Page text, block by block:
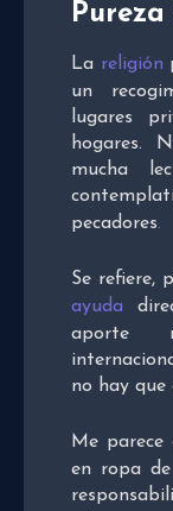
La religión
un
lugares
hogares.
mucha
pecadores.
Se refiere,
ayuda
aporte
no hay
Me
en ropa